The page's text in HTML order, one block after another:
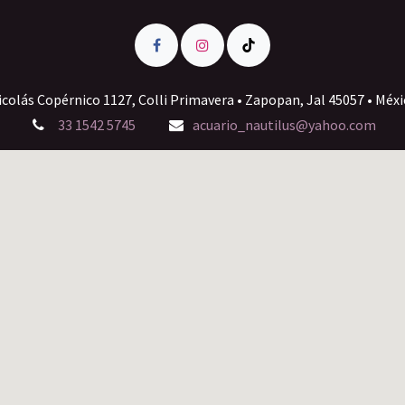
Copérnico 1127, Colli Primavera • Zapopan, Jal 45057 •
33 1542 5745
acuario_nautilus@yahoo.com